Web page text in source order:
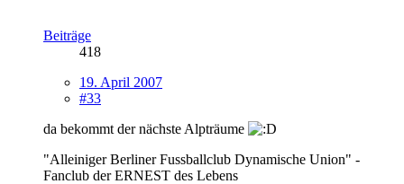
Beiträge
418
19. April 2007
#33
da bekommt der nächste Alpträume
"Alleiniger Berliner Fussballclub Dynamische Union" -
Fanclub der ERNEST des Lebens